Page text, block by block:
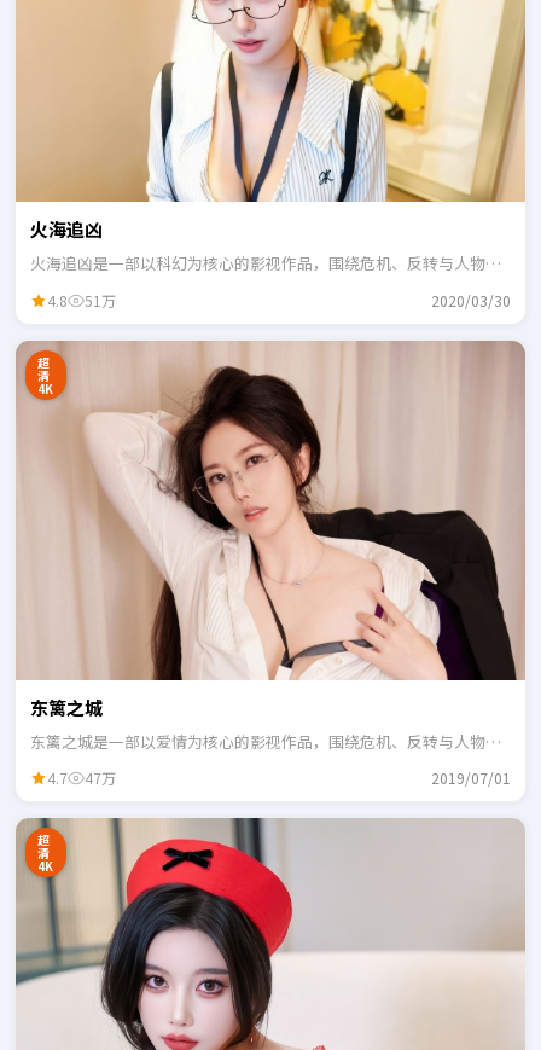
火海追凶
火海追凶是一部以科幻为核心的影视作品，围绕危机、反转与人物成
4.8 51万 2020/03/30
超
清
4K
东篱之城
东篱之城是一部以爱情为核心的影视作品，围绕危机、反转与人物成
4.7 47万 2019/07/01
超
清
4K